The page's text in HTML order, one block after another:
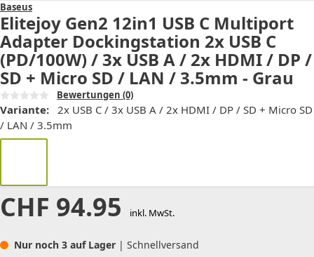
Baseus
Elitejoy Gen2 12in1 USB C Multiport
Adapter Dockingstation 2x USB C
(PD/100W) / 3x USB A / 2x HDMI / DP /
SD + Micro SD / LAN / 3.5mm - Grau
Bewertungen (0)
Variante: 2x USB C / 3x USB A / 2x HDMI / DP / SD + Micro SD
/ LAN / 3.5mm
CHF 94.95 inkl. MwSt.
Nur noch 3 auf Lager | Schnellversand